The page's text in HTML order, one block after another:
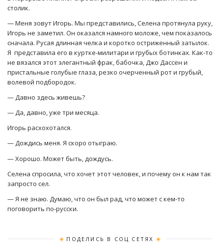
столик.
— Меня зовут Игорь. Мы представились, Селена протянула руку,
Игорь не заметил. Он оказался намного моложе, чем показалось
сначала. Русая длинная челка и коротко остриженный затылок.
Я представила его в куртке-милитари и грубых ботинках. Как-то
не вязался этот элегантный фрак, бабочка, Джо Дассен и
пристальные голубые глаза, резко очерченный рот и грубый,
волевой подбородок.
— Давно здесь живешь?
— Да, давно, уже три месяца.
Игорь расхохотался.
— Дождись меня. Я скоро отыграю.
— Хорошо. Может быть, дождусь.
Селена спросила, что хочет этот человек, и почему он к нам так
запросто сел.
— Я не знаю. Думаю, что он был рад, что может с кем-то
поговорить по-русски.
ПОДЕЛИСЬ В СОЦ СЕТЯХ